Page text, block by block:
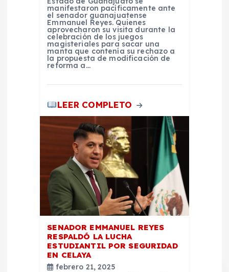
manifestaron pacíficamente ante
el senador guanajuatense
Emmanuel Reyes. Quienes
aprovecharon su visita durante la
celebración de los juegos
magisteriales para sacar una
manta que contenía su rechazo a
la propuesta de modificación de
reforma a…
LEER COMPLETO
SENADOR EMMANUEL REYES
RESPALDÓ LA LUCHA
ESTUDIANTIL POR SEGURIDAD
EN CELAYA
febrero 21, 2025